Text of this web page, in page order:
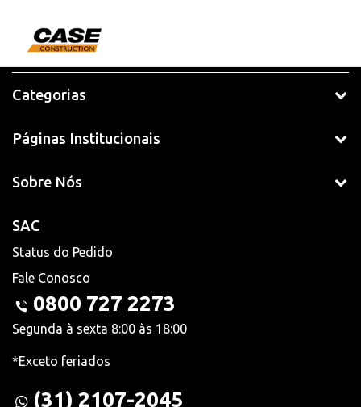
Categorias
Páginas Institucionais
Sobre Nós
SAC
Status do Pedido
Fale Conosco
0800 727 2273
Segunda à sexta 8:00 às 18:00
*Exceto feriados
(31) 2107-2045